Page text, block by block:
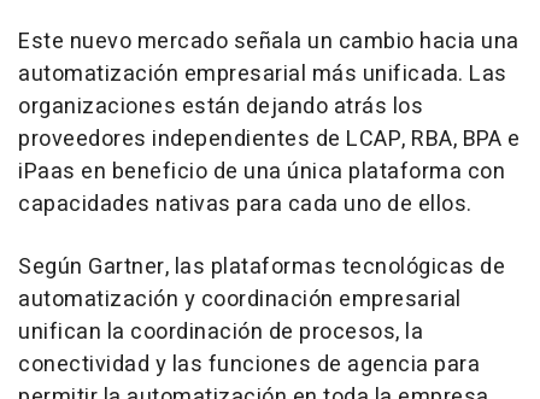
Este nuevo mercado señala un cambio hacia una
automatización empresarial más unificada. Las
organizaciones están dejando atrás los
proveedores independientes de LCAP, RBA, BPA e
iPaas en beneficio de una única plataforma con
capacidades nativas para cada uno de ellos.
Según Gartner, las plataformas tecnológicas de
automatización y coordinación empresarial
unifican la coordinación de procesos, la
conectividad y las funciones de agencia para